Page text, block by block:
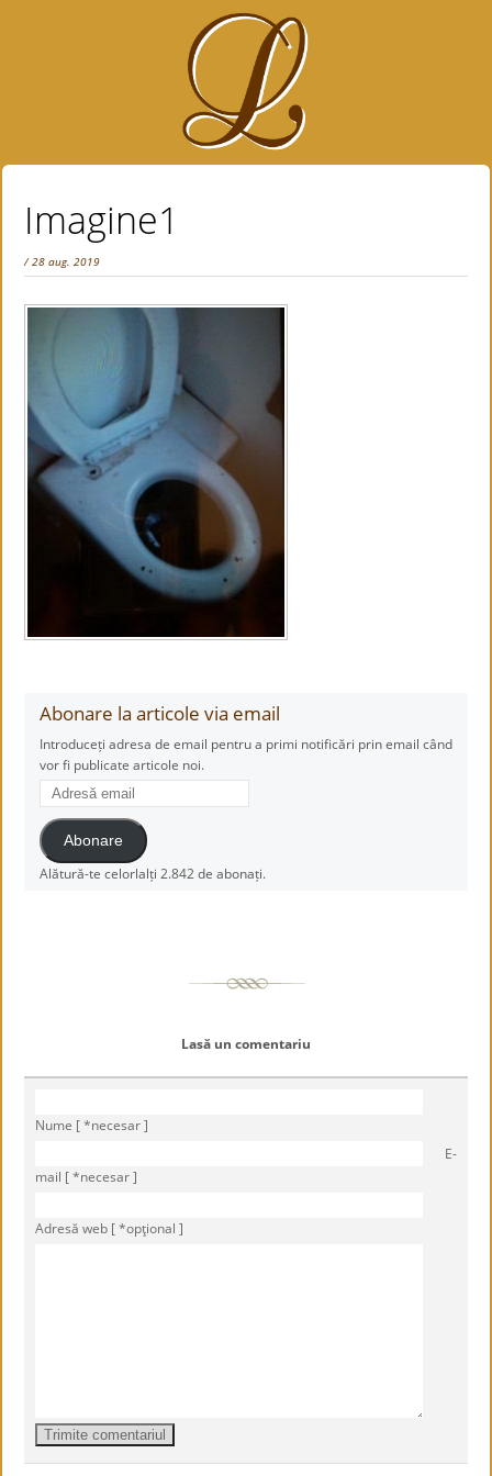
Imagine1
/ 28 aug. 2019
Abonare la articole via email
Introduceți adresa de email pentru a primi notificări prin email când
vor fi publicate articole noi.
Adresă
email
Abonare
Alătură-te celorlalți 2.842 de abonați.
Lasă un comentariu
Nume [ *necesar ]
E-
mail [ *necesar ]
Adresă web [ *opţional ]